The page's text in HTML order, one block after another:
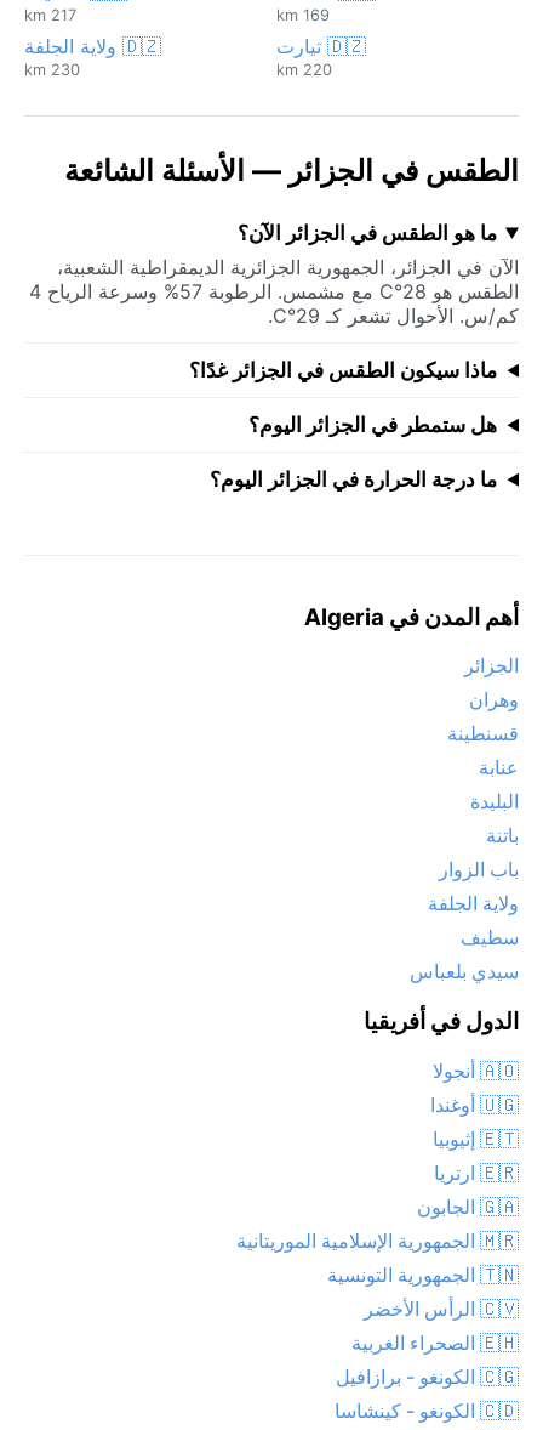
169 km
217 km
🇩🇿 تيارت
220 km
🇩🇿 ولاية الجلفة
230 km
الطقس في الجزائر — الأسئلة الشائعة
ما هو الطقس في الجزائر الآن؟
الآن في الجزائر، الجمهورية الجزائرية الديمقراطية الشعبية،
الطقس هو 28°C مع مشمس. الرطوبة 57% وسرعة الرياح 4
كم/س. الأحوال تشعر كـ 29°C.
ماذا سيكون الطقس في الجزائر غدًا؟
هل ستمطر في الجزائر اليوم؟
ما درجة الحرارة في الجزائر اليوم؟
أهم المدن في Algeria
الجزائر
وهران
قسنطينة
عنابة
البليدة
باتنة
باب الزوار
ولاية الجلفة
سطيف
سيدي بلعباس
الدول في أفريقيا
🇦🇴 أنجولا
🇺🇬 أوغندا
🇪🇹 إثيوبيا
🇪🇷 ارتريا
🇬🇦 الجابون
🇲🇷 الجمهورية الإسلامية الموريتانية
🇹🇳 الجمهورية التونسية
🇨🇻 الرأس الأخضر
🇪🇭 الصحراء الغربية
🇨🇬 الكونغو - برازافيل
🇨🇩 الكونغو - كينشاسا